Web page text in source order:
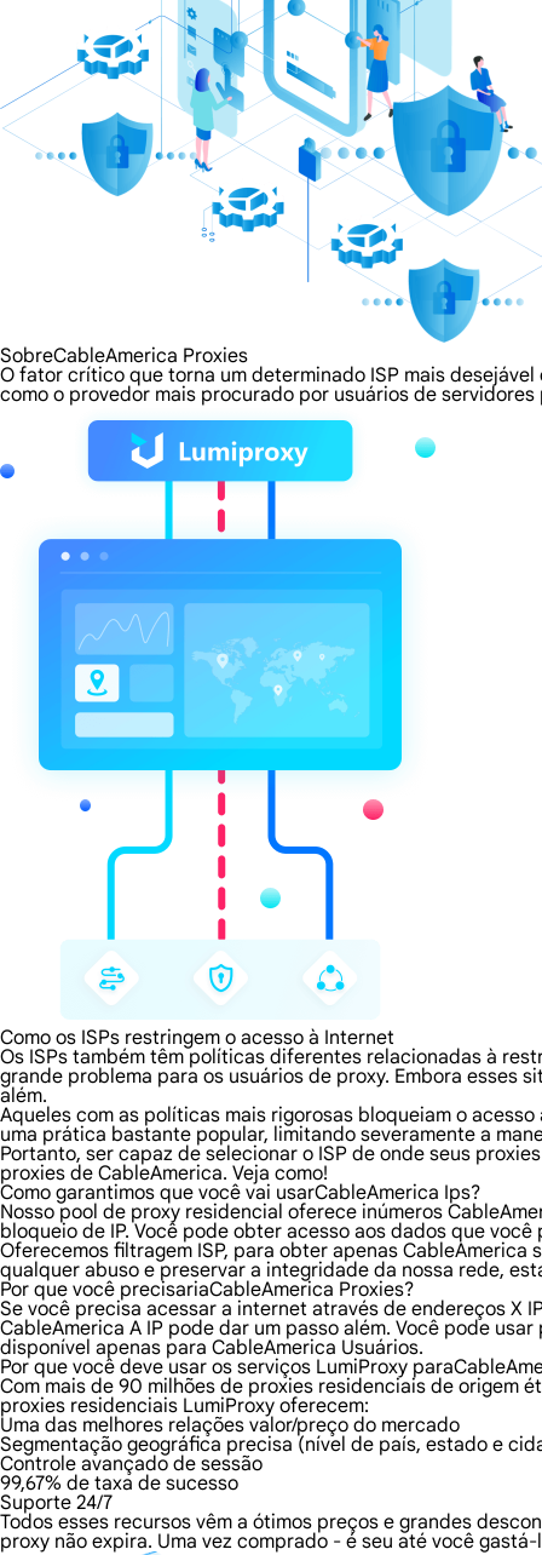
SobreCableAmerica Proxies
O fator crítico que torna um determinado ISP mais
como o provedor mais procurado por usuários de servidores
Como os ISPs restringem o acesso à Internet
Os ISPs também têm políticas diferentes relacionadas à
grande problema para os usuários de proxy. Embora esses
além.
Aqueles com as políticas mais rigorosas bloqueiam o
uma prática bastante popular, limitando severamente a
Portanto, ser capaz de selecionar o ISP de onde seus
proxies de CableAmerica. Veja como!
Como garantimos que você vai usarCableAmerica Ips?
Nosso pool de proxy residencial oferece inúmeros
bloqueio de IP. Você pode obter acesso aos dados que
Oferecemos filtragem ISP, para obter apenas
qualquer abuso e preservar a integridade da nossa rede,
Por que você precisariaCableAmerica Proxies?
Se você precisa acessar a internet através de endereços X
CableAmerica A IP pode dar um passo além. Você pode
disponível apenas para CableAmerica Usuários.
Por que você deve usar os serviços LumiProxy
Com mais de 90 milhões de proxies residenciais de origem
proxies residenciais LumiProxy oferecem:
Uma das melhores relações valor/preço do mercado
Segmentação geográfica precisa (nível de país, estado e
Controle avançado de sessão
99,67% de taxa de sucesso
Suporte 24/7
Todos esses recursos vêm a ótimos preços e grandes
proxy não expira. Uma vez comprado - é seu até você